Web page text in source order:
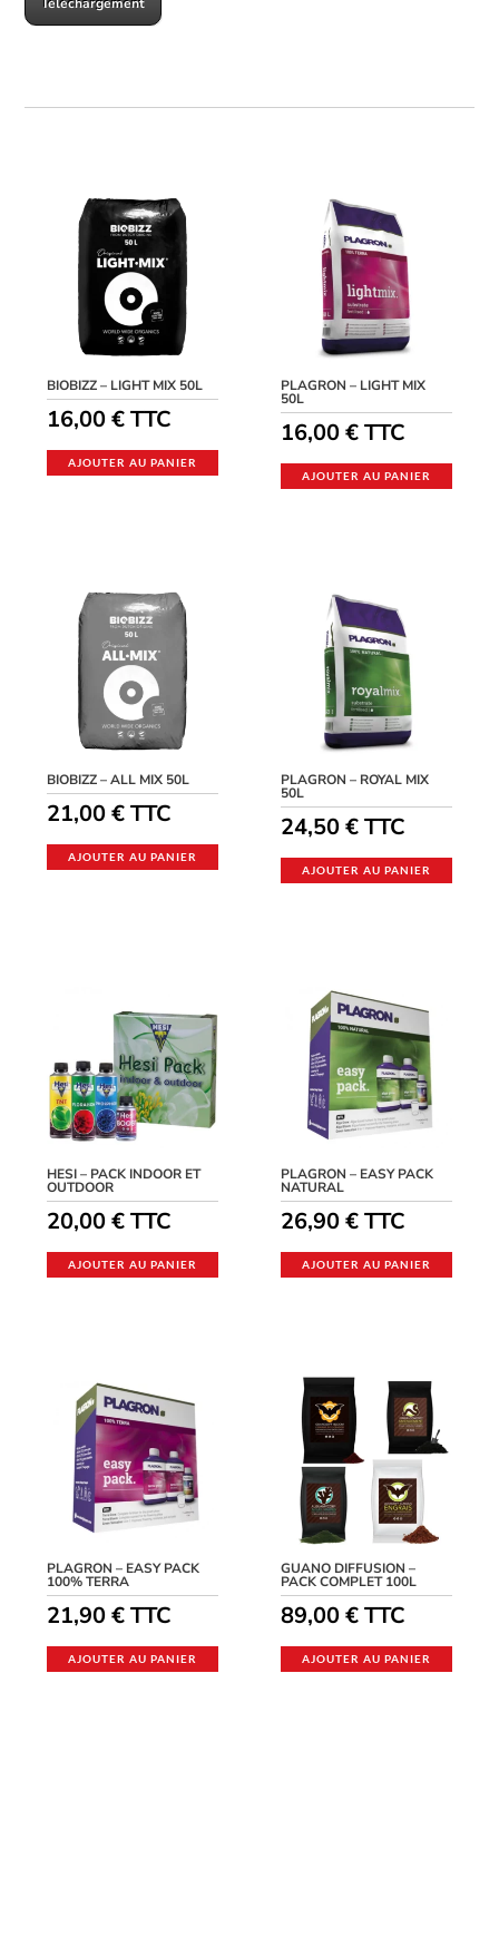
BIOBIZZ – LIGHT MIX 50L
16,00€ TTC
AJOUTER AU PANIER
PLAGRON – LIGHT MIX
50L
16,00€TTC
AJOUTER AU PANIER
BIOBIZZ – ALL MIX 50L
21,00€ TTC
AJOUTER AU PANIER
PLAGRON – ROYAL MIX
50L
24,50€TTC
AJOUTER AU PANIER
HESI – PACK INDOOR ET
OUTDOOR
20,00€ TTC
AJOUTER AU PANIER
PLAGRON – EASY PACK
NATURAL
26,90€TTC
AJOUTER AU PANIER
PLAGRON – EASY PACK
100% TERRA
21,90€ TTC
AJOUTER AU PANIER
GUANO DIFFUSION –
PACK COMPLET 100L
89,00€TTC
AJOUTER AU PANIER